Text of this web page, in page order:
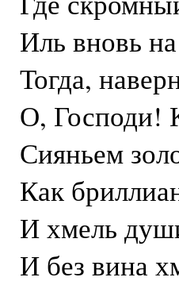
Иль вновь
Тогда,
О, Господи!
Сияньем
Как
И хмель
И без вина